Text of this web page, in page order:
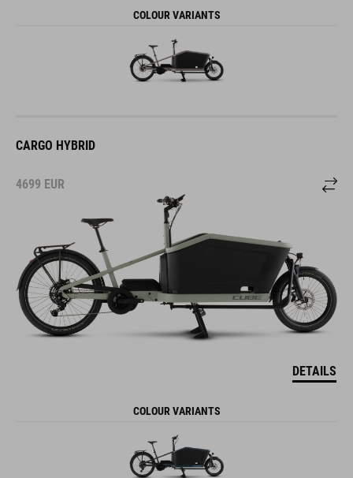
COLOUR VARIANTS
CARGO HYBRID
4699 EUR
DETAILS
COLOUR VARIANTS